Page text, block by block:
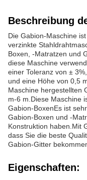
Beschreibung
Die Gabion-Maschine
verzinkte
Boxen, -Matratzen und
diese Maschine
einer Toleranz von ±
und eine Höhe von 0,5
Maschine hergestellten
m-6 m.Diese Maschine
Gabion-BoxenEs ist
Gabion-Boxen und -
Konstruktion haben.Mit
dass Sie die beste
Gabion-Gitter
Eigenschaften: